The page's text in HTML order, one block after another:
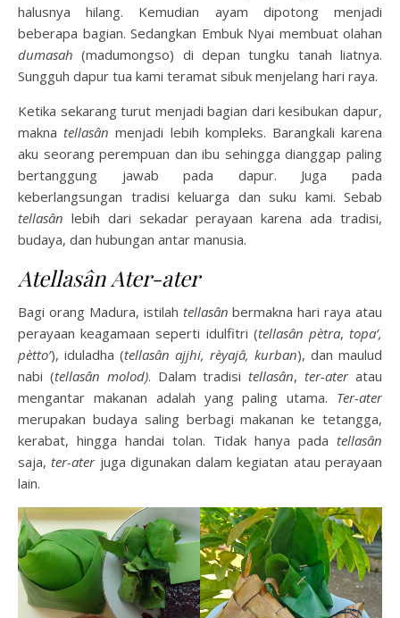
halusnya hilang. Kemudian ayam dipotong menjadi
beberapa bagian. Sedangkan Embuk Nyai membuat olahan
dumasah (madumongso) di depan tungku tanah liatnya.
Sungguh dapur tua kami teramat sibuk menjelang hari raya.
Ketika sekarang turut menjadi bagian dari kesibukan dapur,
maknatellasân menjadi lebih kompleks. Barangkali karena
aku seorang perempuan dan ibu sehingga dianggap paling
bertanggung jawab pada dapur. Juga pada
keberlangsungan tradisi keluarga dan suku kami. Sebab
tellasân lebih dari sekadar perayaan karena ada tradisi,
budaya, dan hubungan antar manusia.
Atellasân Ater-ater
Bagi orang Madura, istilah tellasân bermakna hari raya atau
perayaan keagamaan seperti idulfitri (tellasân pètra,topa’,
pètto’), iduladha (tellasân ajjhi, rèyajâ, kurban), dan maulud
nabi (tellasân molod). Dalam tradisitellasân,ter-ateratau
mengantar makanan adalah yang paling utama. Ter-ater
merupakan budaya saling berbagi makanan ke tetangga,
kerabat, hingga handai tolan. Tidak hanya pada tellasân
saja,ter-aterjuga digunakan dalam kegiatan atau perayaan
lain.